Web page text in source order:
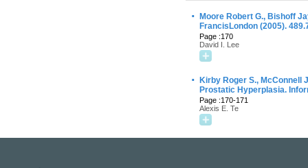
·
Moore Robert G., Bishoff
FrancisLondon (2005).
Page :170
David I. Lee
·
Kirby Roger S., McConnell
Prostatic Hyperplasia.
Page :170-171
Alexis E. Te